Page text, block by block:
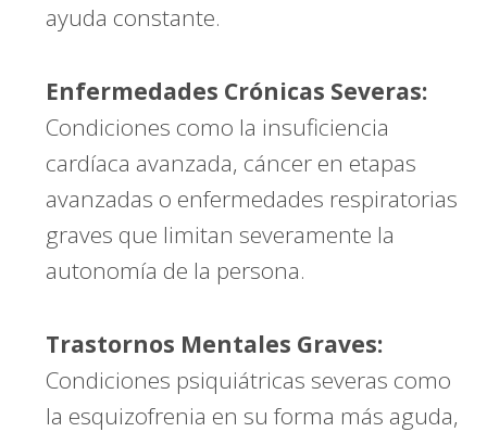
ayuda constante.
Enfermedades Crónicas Severas:
Condiciones como la insuficiencia
cardíaca avanzada, cáncer en etapas
avanzadas o enfermedades respiratorias
graves que limitan severamente la
autonomía de la persona.
Trastornos Mentales Graves:
Condiciones psiquiátricas severas como
la esquizofrenia en su forma más aguda,